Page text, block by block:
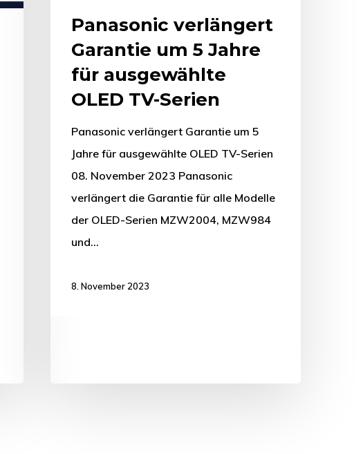
Panasonic verlängert
Garantie um 5 Jahre
für ausgewählte
OLED TV-Serien
Panasonic verlängert Garantie um 5
Jahre für ausgewählte OLED TV-Serien
08. November 2023 Panasonic
verlängert die Garantie für alle Modelle
der OLED-Serien MZW2004, MZW984
und…
8. November 2023